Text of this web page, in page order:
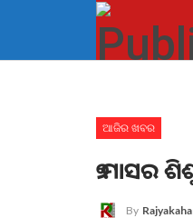
ଆଜିର ଖବର
୭ ମାସର
By